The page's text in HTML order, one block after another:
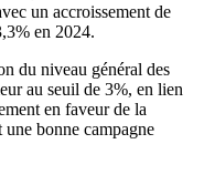
un accroissement de
en 2024.
du niveau général des
au seuil de 3%, en lien
en faveur de la
bonne campagne